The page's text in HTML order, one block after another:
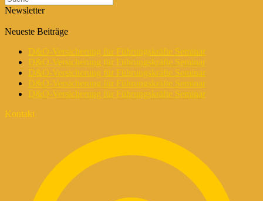
Newsletter
Neueste Beiträge
D&O-Versicherung für Führungskräfte Seminar
D&O-Versicherung für Führungskräfte Seminar
D&O-Versicherung für Führungskräfte Seminar
D&O-Versicherung für Führungskräfte Seminar
D&O-Versicherung für Führungskräfte Seminar
Kontakt